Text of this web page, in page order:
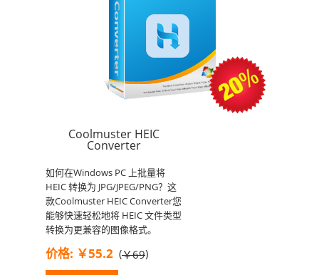
Coolmuster HEIC
Converter
如何在Windows PC 上批量将
HEIC 转换为 JPG/JPEG/PNG？这
款Coolmuster HEIC Converter您
能够快速轻松地将 HEIC 文件类型
转换为更兼容的图像格式。
价格: ￥55.2 (￥69)